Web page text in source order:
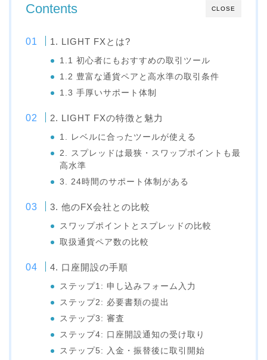
CLOSE
Contents
1. LIGHT FXとは?
1.1 初心者にもおすすめの取引ツール
1.2 豊富な通貨ペアと高水準の取引条件
1.3 手厚いサポート体制
2. LIGHT FXの特徴と魅力
1. レベルに合ったツールが使える
2. スプレッドは最狭・スワップポイントも最
高水準
3. 24時間のサポート体制がある
3. 他のFX会社との比較
スワップポイントとスプレッドの比較
取扱通貨ペア数の比較
4. 口座開設の手順
ステップ1: 申し込みフォーム入力
ステップ2: 必要書類の提出
ステップ3: 審査
ステップ4: 口座開設通知の受け取り
ステップ5: 入金・振替後に取引開始